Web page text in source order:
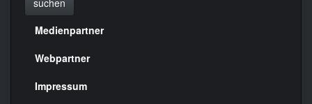
suchen
Menülinks
rechte
Seite
Medienpartner
Webpartner
Impressum